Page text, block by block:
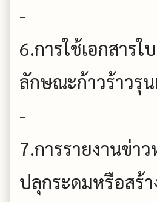
-
6.การใช้เอกสาร
ลักษณะก้าวร้าวรุ
-
7.การรายงานข่า
ปลุกระดมหรือสร้